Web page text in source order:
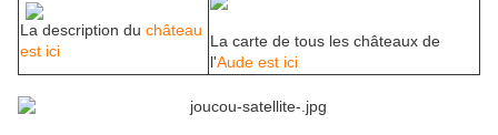
La description du château
est ici
La carte de tous les châteaux de
l'Aude est ici